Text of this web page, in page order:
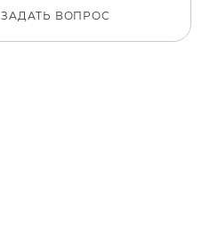
ЗАДАТЬ ВОПРОС